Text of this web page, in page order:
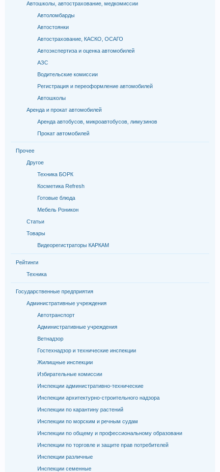
Автошколы, автострахование, медкомиссии
Автоломбарды
Автостоянки
Автострахование, КАСКО, ОСАГО
Автоэкспертиза и оценка автомобилей
АЗС
Водительские комиссии
Регистрация и переоформление автомобилей
Автошколы
Аренда и прокат автомобилей
Аренда автобусов, микроавтобусов, лимузинов
Прокат автомобилей
Прочее
Другое
Техника БОРК
Косметика Refresh
Готовые блюда
Мебель Роникон
Статьи
Товары
Видеорегистраторы КАРКАМ
Рейтинги
Техника
Государственные предприятия
Административные учреждения
Автотранспорт
Административные учреждения
Ветнадзор
Гостехнадзор и технические инспекции
Жилищные инспекции
Избирательные комиссии
Инспекции административно-технические
Инспекции архитектурно-строительного надзора
Инспекции по карантину растений
Инспекции по морским и речным судам
Инспекции по общему и профессиональному образовани
Инспекции по торговле и защите прав потребителей
Инспекции различные
Инспекции семенные